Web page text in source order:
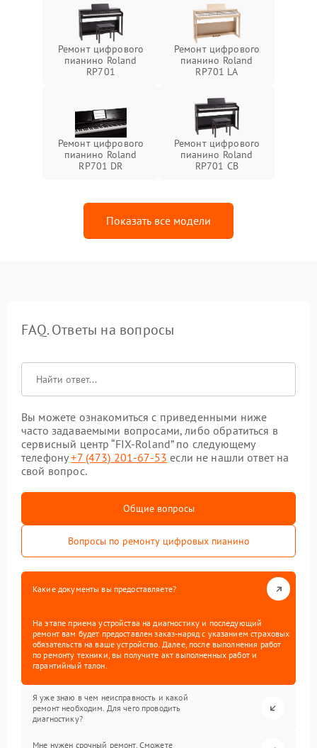
Ремонт цифрового
пианино Roland
RP701
Ремонт цифрового
пианино Roland
RP701 LA
Ремонт цифрового
пианино Roland
RP701 DR
Ремонт цифрового
пианино Roland
RP701 CB
Показать все модели
FAQ. Ответы на вопросы
Вы можете ознакомиться с приведенными ниже
часто задаваемыми вопросами, либо обратиться в
сервисный центр “FIX-Roland” по следующему
телефону+7 (473) 201-67-53 если не нашли ответ на
свой вопрос.
Общие вопросы
Вопросы по ремонту цифровых пианино
Какие документы вы предоставляете?
На этапе приема устройства на диагностику и последующий
ремонт вам будет предоставлен заказ-наряд с указанием страховых
обязательств на ваше устройство. Далее, после выполнения работ
по ремонту техники, вы получите акт выполненных работ и
гарантийный талон.
Я уже знаю в чем неисправность и какой
ремонт необходим. Для чего проводить
диагностику?
Мне нужен срочный ремонт. Сможете